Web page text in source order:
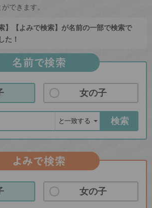
できます。
】【よみで検索】が名前の一部で検索で
た！
名前で検索
女の子
検索
よみで検索
女の子